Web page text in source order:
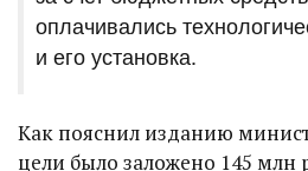
оплачивались
и его установка.
Как пояснил изданию
цели было заложено 145 млн